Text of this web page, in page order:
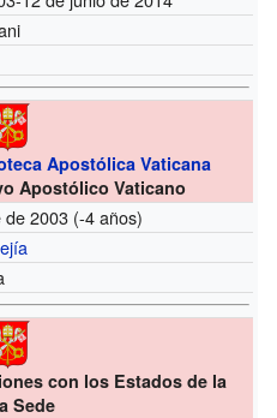
Apostólica Vaticana
Apostólico Vaticano
2003 (-4 años)
con los Estados de la
Sede